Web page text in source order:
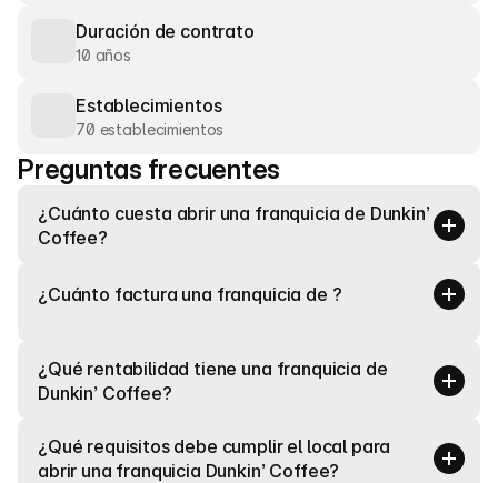
Duración de contrato
10 años
Establecimientos
70 establecimientos
Preguntas frecuentes
¿Cuánto cuesta abrir una franquicia de Dunkin’
Coffee?
¿Cuánto factura una franquicia de ?
¿Qué rentabilidad tiene una franquicia de
Dunkin’ Coffee?
¿Qué requisitos debe cumplir el local para
abrir una franquicia Dunkin’ Coffee?